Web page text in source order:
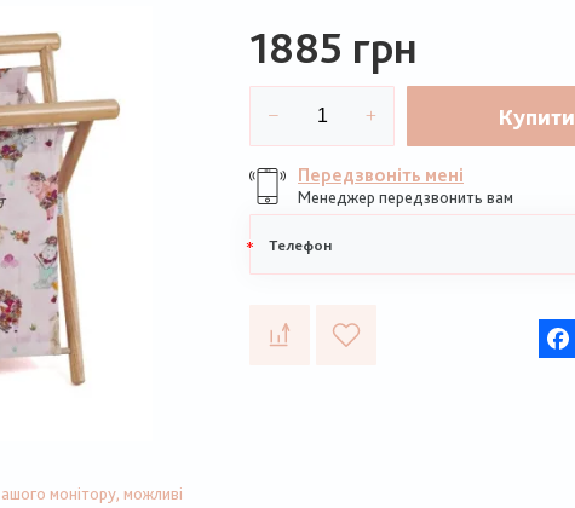
монітору, можливі
1885 грн
Купити
Передзвоніть мені
Менеджер передзвонить вам
телефон